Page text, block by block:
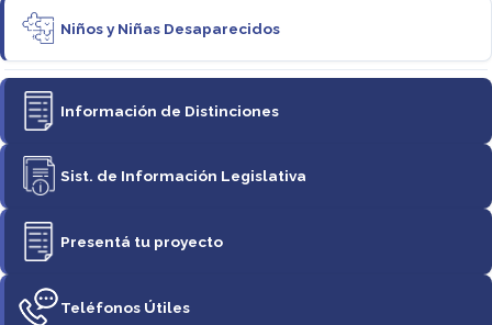
Niños y Niñas Desaparecidos
Información de Distinciones
Sist. de Información Legislativa
Presentá tu proyecto
Teléfonos Útiles